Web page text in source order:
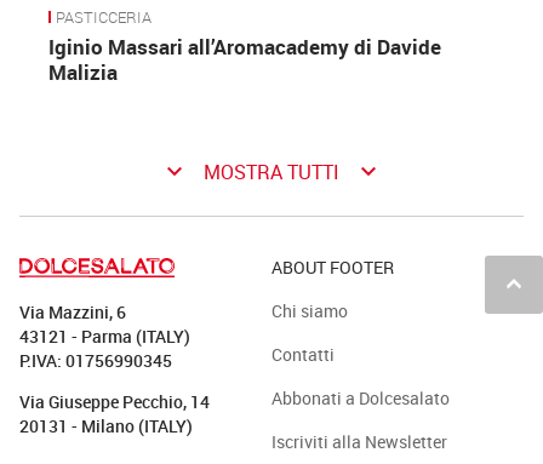
PASTICCERIA
Iginio Massari all’Aromacademy di Davide
Malizia
keyboard_arrow_down MOSTRA TUTTI keyboard_arrow_down
keyboard_arrow_up
Via Mazzini, 6
43121 - Parma (ITALY)
P.IVA: 01756990345
Via Giuseppe Pecchio, 14
20131 - Milano (ITALY)
ABOUT FOOTER
Chi siamo
Contatti
Abbonati a Dolcesalato
Iscriviti alla Newsletter